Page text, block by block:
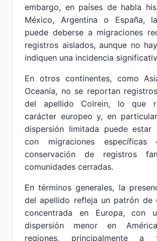
embargo, en países de habla
México, Argentina o España,
puede deberse a migraciones
registros aislados, aunque no
indiquen una incidencia
En otros continentes, como
Oceanía, no se reportan
del apellido Colrein, lo que
carácter europeo y, en
dispersión limitada puede estar
con migraciones
conservación de registros
comunidades cerradas.
En términos generales, la
del apellido refleja un patrón de
concentrada en Europa, con
dispersión menor en
regiones, principalmente a